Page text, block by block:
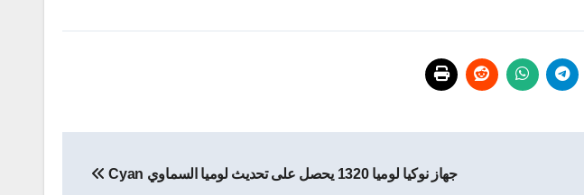
جهاز نوكيا لوميا 1320 يحصل على تحديث لوميا السماوي Cyan